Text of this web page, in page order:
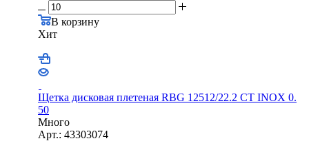
В корзину
Хит
Щетка дисковая плетеная RBG 12512/22.2 CТ INOX 0.
50
Много
Арт.: 43303074